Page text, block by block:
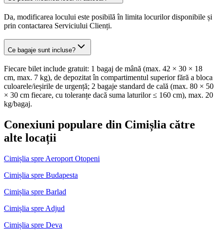
Da, modificarea locului este posibilă în limita locurilor disponibile și
prin contactarea Serviciului Clienți.
Ce bagaje sunt incluse?
Fiecare bilet include gratuit: 1 bagaj de mână (max. 42 × 30 × 18
cm, max. 7 kg), de depozitat în compartimentul superior fără a bloca
culoarele/ieșirile de urgență; 2 bagaje standard de cală (max. 80 × 50
× 30 cm fiecare, cu toleranțe dacă suma laturilor ≤ 160 cm), max. 20
kg/bagaj.
Conexiuni populare din Cimișlia către
alte locații
Cimișlia spre Aeroport Otopeni
Cimișlia spre Budapesta
Cimișlia spre Barlad
Cimișlia spre Adjud
Cimișlia spre Deva